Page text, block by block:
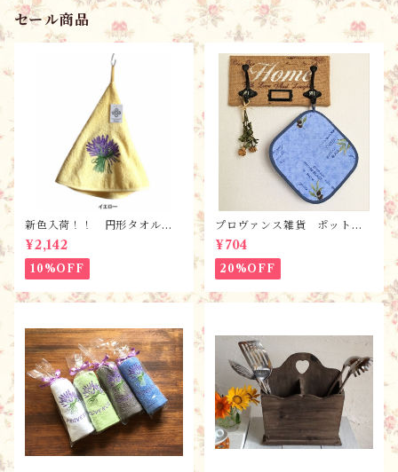
セール商品
新色入荷！！ 円形タオル・
ラヴァンド【全６色】 / フ
ランスTisssus-Toselli社 フ
ランスのお土産
¥2,142
10%OFF
プロヴァンス雑貨 ポットマ
ット・鍋つかみ／ オリー
ブ・ブルー/ フランス・ランソ
レイヤード社
¥704
20%OFF